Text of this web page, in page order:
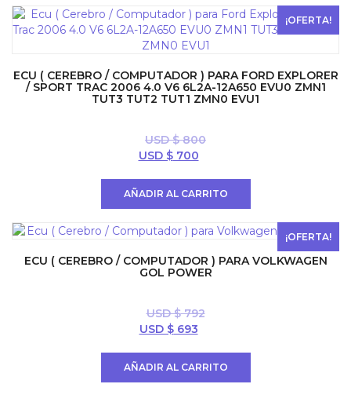
$ 900.
$ 792.
¡OFERTA!
ECU ( CEREBRO / COMPUTADOR ) PARA FORD EXPLORER
/ SPORT TRAC 2006 4.0 V6 6L2A-12A650 EVU0 ZMN1
TUT3 TUT2 TUT1 ZMN0 EVU1
USD $800
El
era:
$ 800.
USD $700El
es:
$ 700.
AÑADIR AL CARRITO
¡OFERTA!
ECU ( CEREBRO / COMPUTADOR ) PARA VOLKWAGEN
GOL POWER
USD $792
El
era:
USD $693El
es:
AÑADIR AL CARRITO